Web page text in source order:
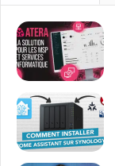
r
e
a
d
s
e